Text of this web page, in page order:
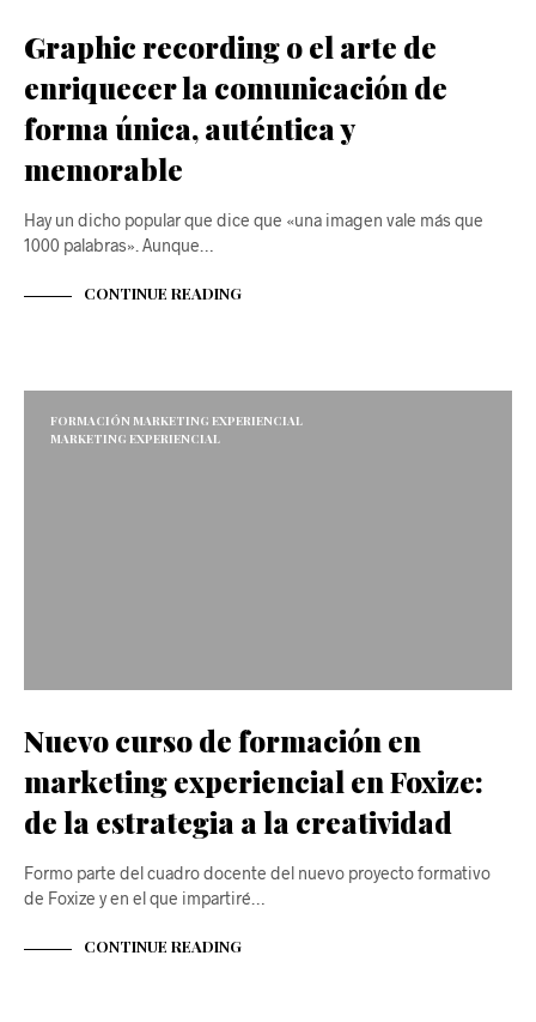
Graphic recording o el arte de
enriquecer la comunicación de
forma única, auténtica y
memorable
Hay un dicho popular que dice que «una imagen vale más que
1000 palabras». Aunque…
CONTINUE READING
FORMACIÓN MARKETING EXPERIENCIAL
MARKETING EXPERIENCIAL
Nuevo curso de formación en
marketing experiencial en Foxize:
de la estrategia a la creatividad
Formo parte del cuadro docente del nuevo proyecto formativo
de Foxize y en el que impartiré…
CONTINUE READING